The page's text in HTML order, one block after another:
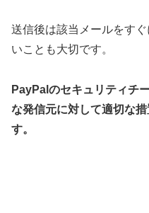
送信後は該当メールをす
いことも大切です。
PayPalのセキュリティチ
な発信元に対して適切な
す。